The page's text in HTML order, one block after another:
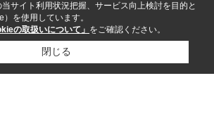
サイト利用状況把握、サービス向上検討を目的と
を使用しています。
の取扱いについて」 をご確認ください。
閉じる